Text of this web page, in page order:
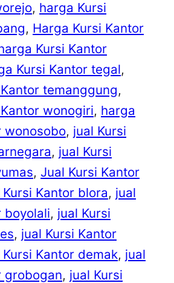
, harga Kursi
, Harga Kursi Kantor
Kursi Kantor
Kursi Kantor tegal
temanggung
wonogiri, harga
wonosobo, jual Kursi
, jual Kursi
, Jual Kursi Kantor
Kursi Kantor blora, jual
boyolali, jual Kursi
, jual Kursi Kantor
Kursi Kantor demak, jual
grobogan, jual Kursi